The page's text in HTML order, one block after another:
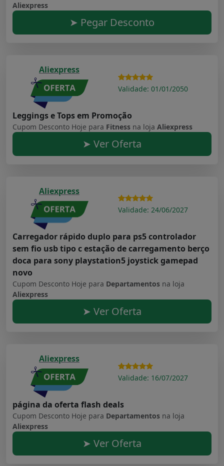
Aliexpress
➤ Pegar Desconto
Aliexpress
Validade: 01/01/2050
Leggings e Tops em Promoção
Cupom Desconto Hoje para Fitness na loja Aliexpress
➤ Ver Oferta
Aliexpress
Validade: 24/06/2027
Carregador rápido duplo para ps5 controlador
sem fio usb tipo c estação de carregamento berço
doca para sony playstation5 joystick gamepad
novo
Cupom Desconto Hoje para Departamentos na loja
Aliexpress
➤ Ver Oferta
Aliexpress
Validade: 16/07/2027
página da oferta flash deals
Cupom Desconto Hoje para Departamentos na loja
Aliexpress
➤ Ver Oferta